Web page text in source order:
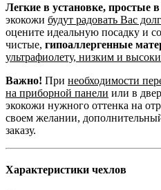
Легкие в установке, простые в
экокожи будут радовать Вас
оцените идеальную посадку и
чистые, гипоаллергенные
ультрафиолету, низким и
Важно! При необходимости
на приборной панели или в
экокожи нужного оттенка на
своем желании,
заказу.
Характеристики чехлов